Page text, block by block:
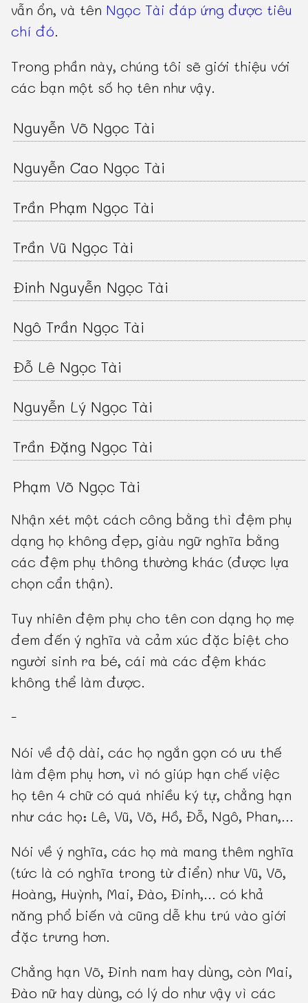
vẫn ổn, và tên Ngọc Tài đáp ứng được tiêu
chí đó.
Trong phần này, chúng tôi sẽ giới thiệu với
các bạn một số họ tên như vậy.
Nguyễn Võ Ngọc Tài
Nguyễn Cao Ngọc Tài
Trần Phạm Ngọc Tài
Trần Vũ Ngọc Tài
Đinh Nguyễn Ngọc Tài
Ngô Trần Ngọc Tài
Đỗ Lê Ngọc Tài
Nguyễn Lý Ngọc Tài
Trần Đặng Ngọc Tài
Phạm Võ Ngọc Tài
Nhận xét một cách công bằng thì đệm phụ
dạng họ không đẹp, giàu ngữ nghĩa bằng
các đệm phụ thông thường khác (được lựa
chọn cẩn thận).
Tuy nhiên đệm phụ cho tên con dạng họ mẹ
đem đến ý nghĩa và cảm xúc đặc biệt cho
người sinh ra bé, cái mà các đệm khác
không thể làm được.
-
Nói về độ dài, các họ ngắn gọn có ưu thế
làm đệm phụ hơn, vì nó giúp hạn chế việc
họ tên 4 chữ có quá nhiều ký tự, chẳng hạn
như các họ: Lê, Vũ, Võ, Hồ, Đỗ, Ngô, Phan,...
Nói về ý nghĩa, các họ mà mang thêm nghĩa
(tức là có nghĩa trong từ điển) như Vũ, Võ,
Hoàng, Huỳnh, Mai, Đào, Đinh,... có khả
năng phổ biến và cũng dễ khu trú vào giới
đặc trưng hơn.
Chẳng hạn Võ, Đinh nam hay dùng, còn Mai,
Đào nữ hay dùng, có lý do như vậy vì các